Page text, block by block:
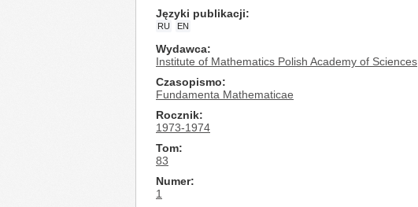
Języki publikacji
RU EN
Wydawca
Institute of Mathematics Polish Academy of Sciences
Czasopismo
Fundamenta Mathematicae
Rocznik
1973-1974
Tom
83
Numer
1